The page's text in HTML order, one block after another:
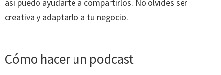
así puedo ayudarte a compartirlos. No olvides ser
creativa y adaptarlo a tu negocio.
Cómo hacer un podcast